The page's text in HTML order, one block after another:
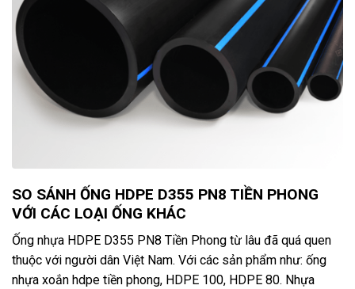
SO SÁNH ỐNG HDPE D355 PN8 TIỀN PHONG
VỚI CÁC LOẠI ỐNG KHÁC
Ống nhựa HDPE D355 PN8 Tiền Phong từ lâu đã quá quen
thuộc với người dân Việt Nam. Với các sản phẩm như: ống
nhựa xoắn hdpe tiền phong, HDPE 100, HDPE 80. Nhựa